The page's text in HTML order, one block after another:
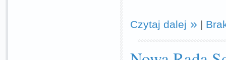
Czytaj dalej |